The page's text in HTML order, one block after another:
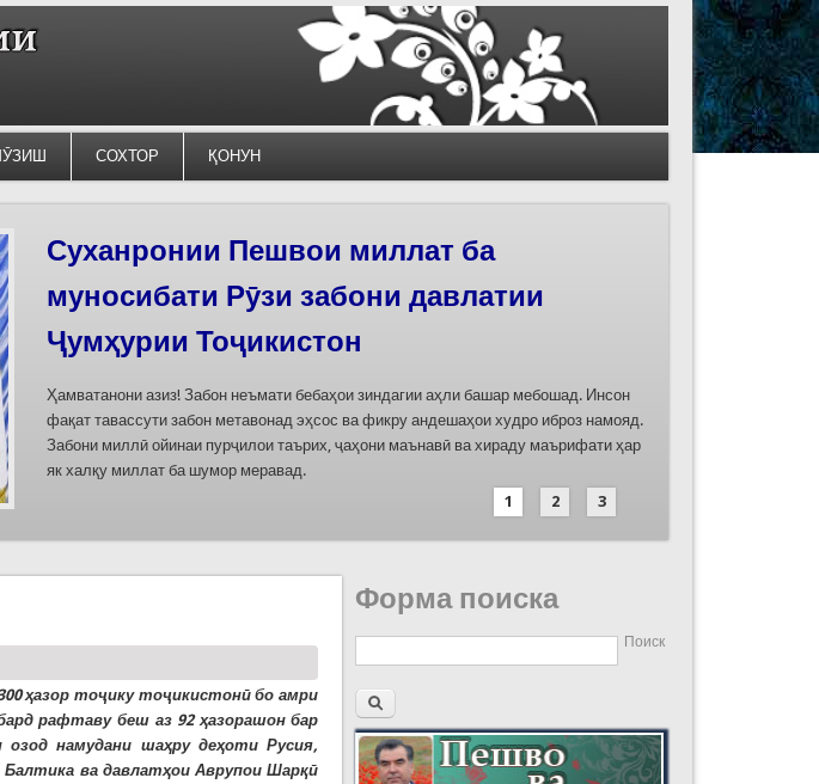
СОХТОР ҚОНУН
Силсилаи ёдгориҳои роҳи абрешим
барои сабт дар феҳристи ЮНЕСКО
омода мешаванд
Дар бахшҳои семинар вазъи омодасозии ҳуҷҷатҳои номинатсияҳои муштараки
кишварҳои Осиёи Марказӣ, аз он ҷумла номинатсияи “Роҳи абрешим: гузаргоҳи
минтақавии Фарғона-Сирдарё», ки аз ҷониби ҷумҳуриҳои Қазоқистон, Қирғизистон,
Тоҷикистон ва Ўзбекистон пешниҳод хоҳад шуд
1
2 3
ҳазор тоҷику тоҷикистонӣ бо амри
рафтаву беш аз 92 ҳазорашон бар
намудани шаҳру деҳоти Русия,
Балтика ва давлатҳои Аврупои Шарқӣ
Форма поиска
Поиск